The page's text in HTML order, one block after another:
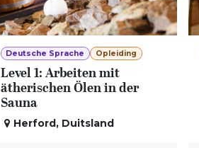
Deutsche Sprache Opleiding
Level 1: Arbeiten mit
ätherischen Ölen in der
Sauna
Herford , Duitsland